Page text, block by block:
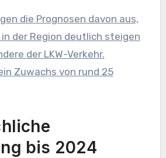
die Prognosen davon aus,
der Region deutlich steigen
der LKW-Verkehr.
Zuwachs von rund 25
bis 2024